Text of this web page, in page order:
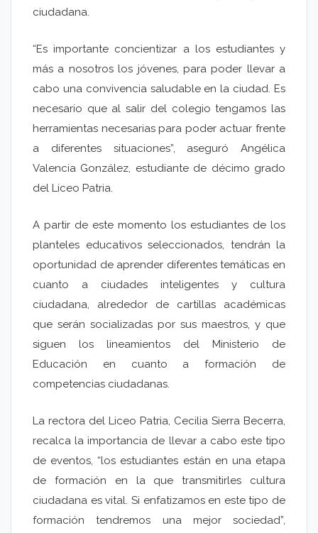
ciudadana.
“Es importante concientizar a los estudiantes y
más a nosotros los jóvenes, para poder llevar a
cabo una convivencia saludable en la ciudad. Es
necesario que al salir del colegio tengamos las
herramientas necesarias para poder actuar frente
a diferentes situaciones”, aseguró Angélica
Valencia González, estudiante de décimo grado
del Liceo Patria.
A partir de este momento los estudiantes de los
planteles educativos seleccionados, tendrán la
oportunidad de aprender diferentes temáticas en
cuanto a ciudades inteligentes y cultura
ciudadana, alrededor de cartillas académicas
que serán socializadas por sus maestros, y que
siguen los lineamientos del Ministerio de
Educación en cuanto a formación de
competencias ciudadanas.
La rectora del Liceo Patria, Cecilia Sierra Becerra,
recalca la importancia de llevar a cabo este tipo
de eventos, “los estudiantes están en una etapa
de formación en la que transmitirles cultura
ciudadana es vital. Si enfatizamos en este tipo de
formación tendremos una mejor sociedad”,